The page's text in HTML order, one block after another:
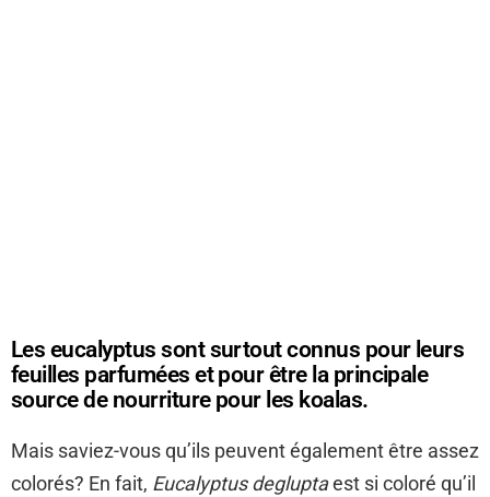
Les eucalyptus sont surtout connus pour leurs
feuilles parfumées et pour être la principale
source de nourriture pour les koalas.
Mais saviez-vous qu’ils peuvent également être assez
colorés? En fait, Eucalyptus degluptaest si coloré qu’il